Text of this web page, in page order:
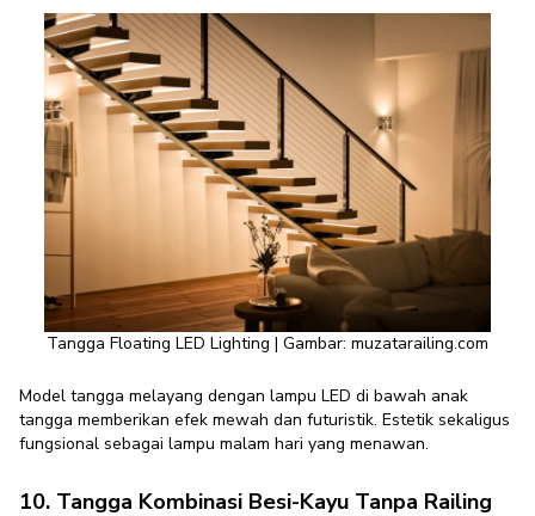
Tangga Floating LED Lighting | Gambar: muzatarailing.com
Model tangga melayang dengan lampu LED di bawah anak
tangga memberikan efek mewah dan futuristik. Estetik sekaligus
fungsional sebagai lampu malam hari yang menawan.
10. Tangga Kombinasi Besi-Kayu Tanpa Railing